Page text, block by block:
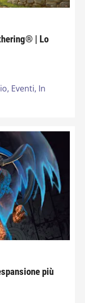
| Lo
Eventi, In
più